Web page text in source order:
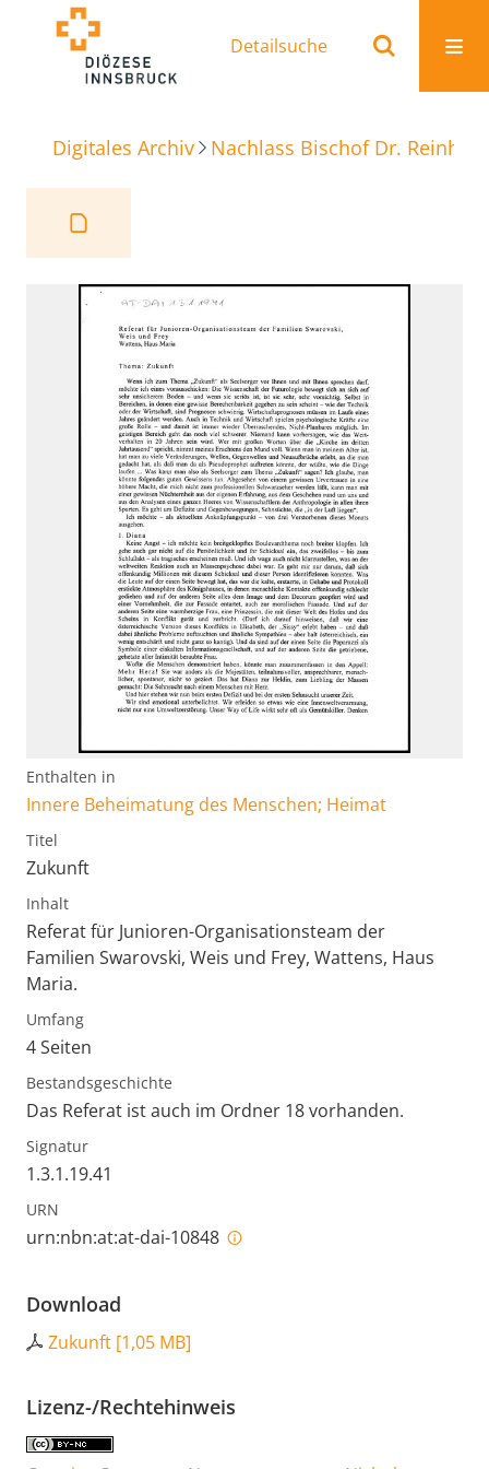
Detailsuche
Digitales Archiv Nachlass Bischof Dr.
Enthalten in
Innere Beheimatung des Menschen; Heimat
Titel
Zukunft
Inhalt
Referat für Junioren-Organisationsteam der
Familien Swarovski, Weis und Frey, Wattens, Haus
Maria.
Umfang
4 Seiten
Bestandsgeschichte
Das Referat ist auch im Ordner 18 vorhanden.
Signatur
1.3.1.19.41
URN
urn:nbn:at:at-dai-10848
Download
Zukunft [1,05 MB]
Lizenz-/Rechtehinweis